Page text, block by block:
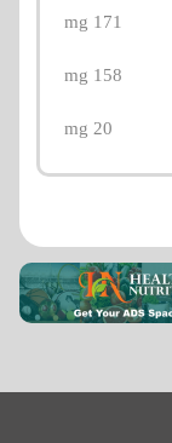
171 mg
158 mg
20 mg
12.8 mg
9.71 mg
1.4 mg